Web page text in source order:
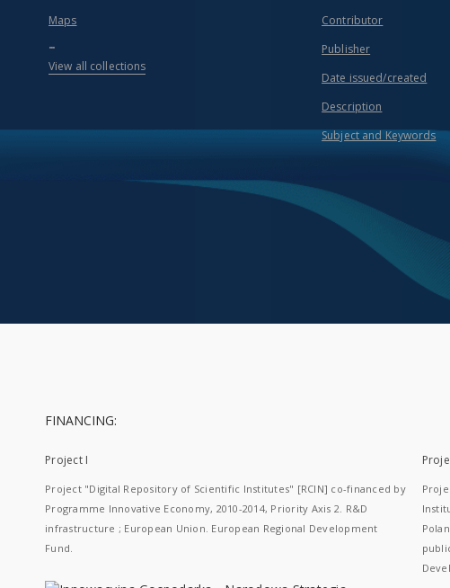
Maps
...
View all collections
Contributor
Publisher
Date issued/created
Description
Subject and Keywords
FINANCING:
Project I
Project "Digital Repository of Scientific Institutes" [RCIN] co-financed by
Programme Innovative Economy, 2010-2014, Priority Axis 2. R&D
infrastructure ; European Union. European Regional Development
Fund.